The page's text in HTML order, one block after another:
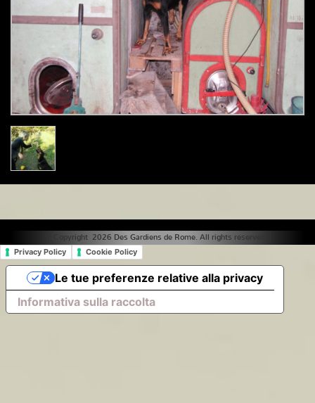
© Copyright 2026 Des Gardiens de Rome. All rights reserved. |
Privacy Policy Cookie Policy
Informativa sulla raccolta
Le tue preferenze relative alla privacy